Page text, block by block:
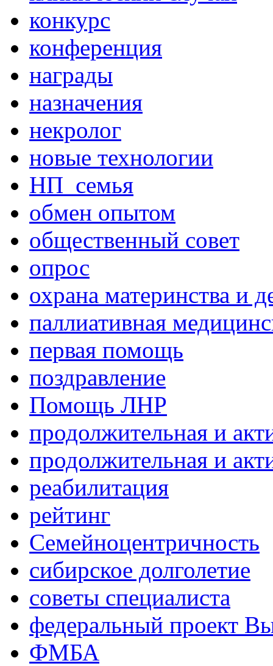
конкурс
конференция
награды
назначения
некролог
новые технологии
НП_семья
обмен опытом
общественный совет
опрос
охрана материнства и
паллиативная
первая помощь
поздравление
Помощь ЛНР
продолжительная и
продолжительная и
реабилитация
рейтинг
Семейноцентричность
сибирское долголетие
советы специалиста
федеральный проект
ФМБА